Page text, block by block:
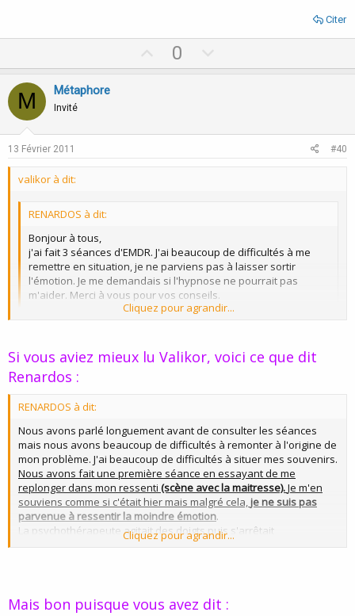
Citer
p
t
0
o
v
M Métaphore
Invité
13 Février 2011 #40
valikor à dit:
RENARDOS à dit:
Bonjour à tous,
j'ai fait 3 séances d'EMDR. J'ai beaucoup de difficultés à me
remettre en situation, je ne parviens pas à laisser sortir
l'émotion. Je me demandais si l'hypnose ne pourrait pas
m'aider. Merci à vous pour vos conseils.
toutes les fois anciennes où vous aviez peur et où vous vous
sentiez mal....
Cliquez pour agrandir...
Si vous aviez mieux lu Valikor, voici ce que dit
Renardos :
RENARDOS à dit:
Nous avons parlé longuement avant de consulter les séances
mais nous avons beaucoup de difficultés à remonter à l'origine de
mon problème. J'ai beaucoup de difficultés à situer mes souvenirs.
Nous avons fait une première séance en essayant de me
replonger dans mon ressenti (scène avec la maitresse).Je m'en
souviens comme si c'était hier mais malgré cela,je ne suis pas
parvenue à ressentir la moindre émotion.
La psychothérapeute agitait des doigts puis s'arrêtait
ponctuellement pour me demander ce que je ressentais.... et rien.
Cliquez pour agrandir...
Mais bon puisque vous avez dit :